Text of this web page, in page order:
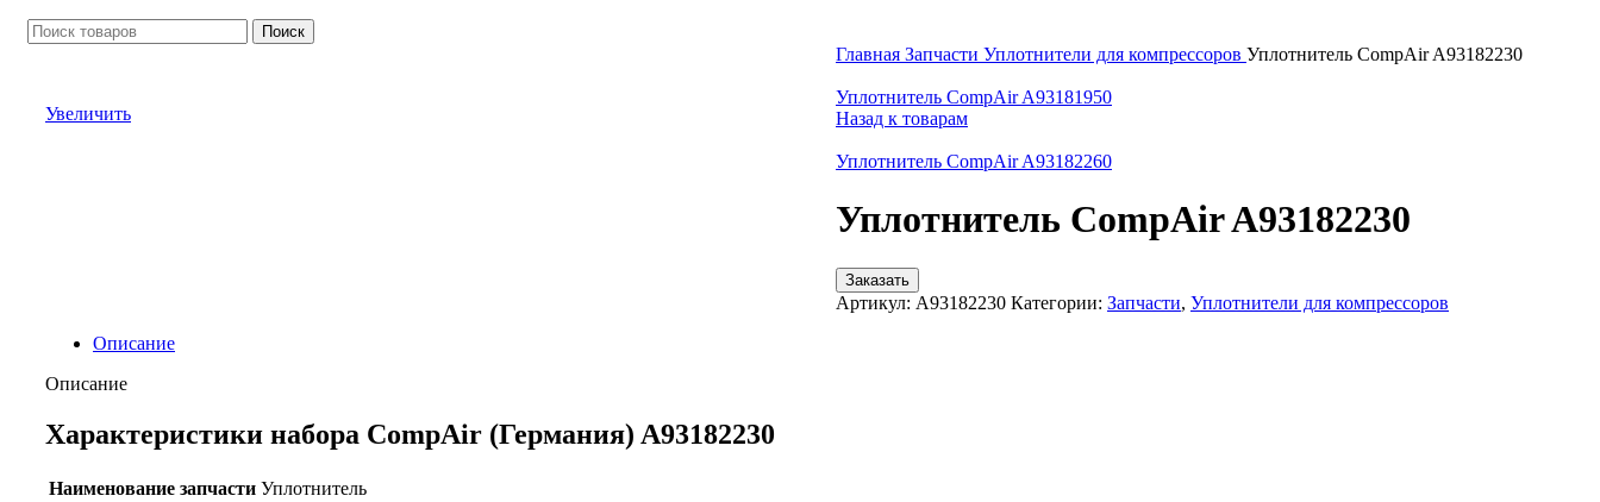
Поиск
Увеличить
Главная Запчасти Уплотнители для компрессоров Уплотнитель CompAir A93182230
Уплотнитель CompAir A93181950
Назад к товарам
Уплотнитель CompAir A93182260
Уплотнитель CompAir A93182230
Заказать
Артикул: A93182230 Категории: Запчасти, Уплотнители для компрессоров
Описание
Описание
Характеристики набора CompAir (Германия) A93182230
Наименование запчасти Уплотнитель